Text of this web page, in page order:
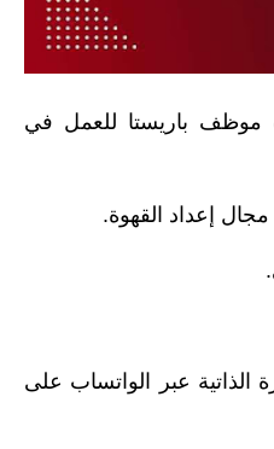
باريستا للعمل في
إعداد القهوة.
الذاتية عبر الواتساب على